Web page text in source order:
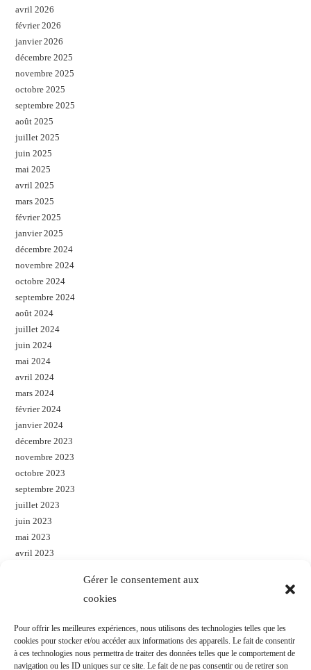
Gérer le consentement aux
cookies
Pour offrir les meilleures expériences, nous utilisons des technologies telles que les
cookies pour stocker et/ou accéder aux informations des appareils. Le fait de consentir
à ces technologies nous permettra de traiter des données telles que le comportement de
navigation ou les ID uniques sur ce site. Le fait de ne pas consentir ou de retirer son
avril 2026
février 2026
janvier 2026
décembre 2025
novembre 2025
octobre 2025
septembre 2025
août 2025
juillet 2025
juin 2025
mai 2025
avril 2025
mars 2025
février 2025
janvier 2025
décembre 2024
novembre 2024
octobre 2024
septembre 2024
août 2024
juillet 2024
juin 2024
mai 2024
avril 2024
mars 2024
février 2024
janvier 2024
décembre 2023
novembre 2023
octobre 2023
septembre 2023
juillet 2023
juin 2023
mai 2023
avril 2023
octobre 2022